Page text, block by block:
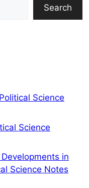
Search
Political Science
Science
Developments in
Science Notes